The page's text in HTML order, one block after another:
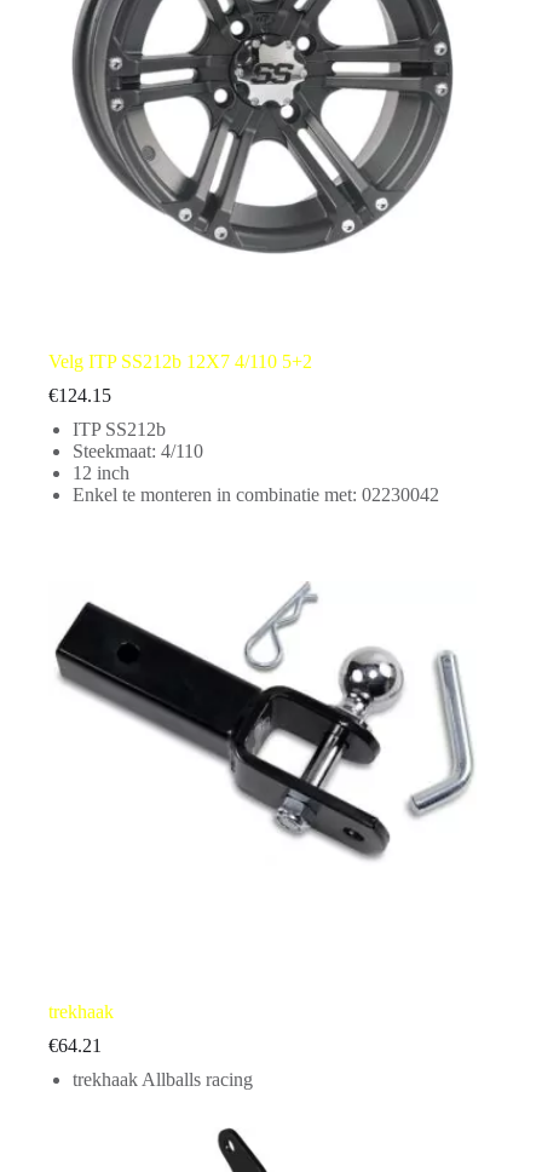
Velg ITP SS212b 12X7 4/110 5+2
€124.15
ITP SS212b
Steekmaat: 4/110
12 inch
Enkel te monteren in combinatie met: 02230042
trekhaak
€64.21
trekhaak Allballs racing